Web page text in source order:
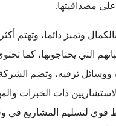
مصداقيتها.
وتميز دائما، وتهتم
التي يحتاجونها، كما
ووسائل ترفيه، وتضم
ذات الخبرات
قوي لتسليم المشاريع في